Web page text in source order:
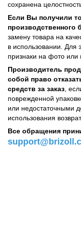
сохранена
Если Вы получили
производственного
замену товара на
в использовании. Для
признаки на фото
Производитель
собой право
средств за заказ,
поврежденной
или недостаточными
использования
Все обращения